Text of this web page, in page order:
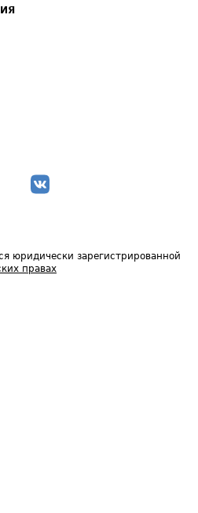
юридически зарегистрированной
правах